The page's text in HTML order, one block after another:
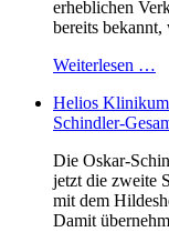
erheblichen
bereits bekannt,
Weiterlesen …
Helios Klinikum
Schindler-
Die Oskar-
jetzt die zweite
mit dem
Damit